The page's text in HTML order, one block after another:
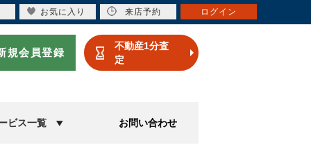
規会員登録
不動産1分査
定
ビス一覧 お問い合わせ
お気に入り 来店予約 ログイン